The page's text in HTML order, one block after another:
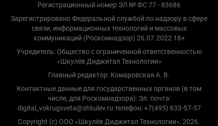
Регистрационный номер ЭЛ № ФС 77 - 83686
Зарегистрировано Федеральной службой по надзору в сфере
связи, информационных технологий и массовых
коммуникаций (Роскомнадзор) 26.07.2022 18+
Учредитель: Общество с ограниченной ответственностью
«Шкулёв Диджитал Технологии»
Главный редактор: Комаровская А. В.
Контактные данные для государственных органов (в том
числе, для Роскомнадзора): Эл. почта:
digital_vokrugsveta@shkulev.ru телефон: +7(495) 633-57-57
Copyright (с) ООО «Шкулёв Диджитал Технологии», 2026.